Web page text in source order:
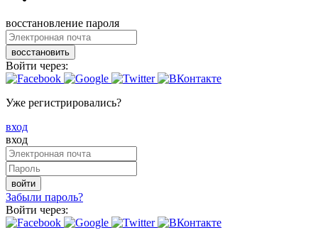
восстановление пароля
восстановить
Войти через:
Уже регистрировались?
вход
вход
войти
Забыли пароль?
Войти через: